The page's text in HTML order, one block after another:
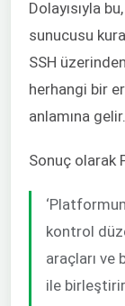
Dolayısıyla
sunucusu
SSH
herhangi bir
anlamına gelir.
Sonuç olarak
kontrol
araçları ve
ile